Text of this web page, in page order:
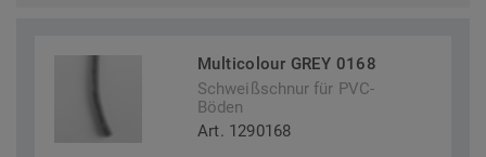
Multicolour GREY 0168
Schweißschnur für PVC-
Böden
Art. 1290168